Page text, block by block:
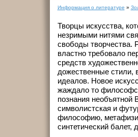
Информация о литературе »
Творцы искусства,
незримыми нитями
свободы творчества.
властно требовало
средств
дожественные стили,
идеалов. Новое
жаждало то
познания необъятной
символистская и
философию,
синтетичес­кий балет,